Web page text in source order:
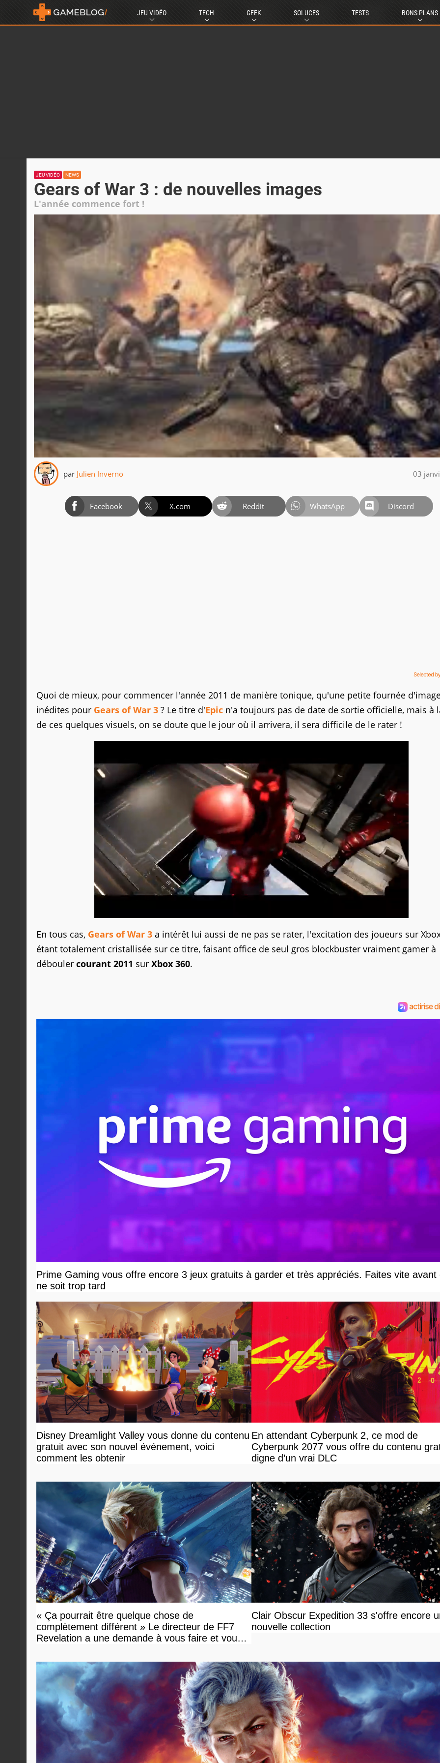
JEU VIDÉO TECH GEEK SOLUCES TESTS BONS PLANS
JEU VIDÉO NEWS
Gears of War 3 : de nouvelles images
L'année commence fort !
par Julien Inverno 03
Facebook X.com Reddit WhatsApp Discord
Quoi de mieux, pour commencer l'année 2011 de manière tonique, qu'une petite fournée
inédites pour Gears of War 3 ? Le titre d'Epic n'a toujours pas de date de sortie officielle, mais à
de ces quelques visuels, on se doute que le jour où il arrivera, il sera difficile de le rater !
En tous cas, Gears of War 3 a intérêt lui aussi de ne pas se rater, l'excitation des joueurs sur
étant totalement cristallisée sur ce titre, faisant office de seul gros blockbuster vraiment gamer à
débouler courant 2011 sur Xbox 360.
Prime Gaming vous offre encore 3 jeux gratuits à garder et très appréciés. Faites vite avant
ne soit trop tard
Disney Dreamlight Valley vous donne du contenu
gratuit avec son nouvel événement, voici
comment les obtenir
En attendant Cyberpunk 2, ce mod de
Cyberpunk 2077 vous offre du contenu
digne d’un vrai DLC
« Ça pourrait être quelque chose de
complètement différent » Le directeur de FF7
Revelation a une demande à vous faire et vous
Clair Obscur Expedition 33 s'offre encore
nouvelle collection